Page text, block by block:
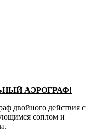
АЭРОГРАФ!
двойного действия с
соплом и